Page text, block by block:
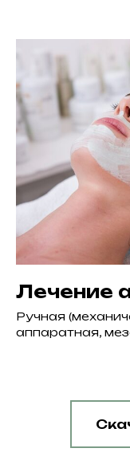
Лечение
Ручная
аппаратная,